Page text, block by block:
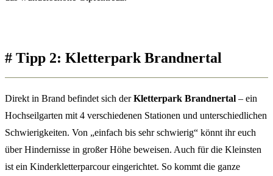
# Tipp 2: Kletterpark Brandnertal
Direkt in Brand befindet sich derKletterpark Brandnertal – ein
Hochseilgarten mit 4 verschiedenen Stationen und unterschiedlichen
Schwierigkeiten. Von „einfach bis sehr schwierig“ könnt ihr euch
über Hindernisse in großer Höhe beweisen. Auch für die Kleinsten
ist ein Kinderkletterparcour eingerichtet. So kommt die ganze